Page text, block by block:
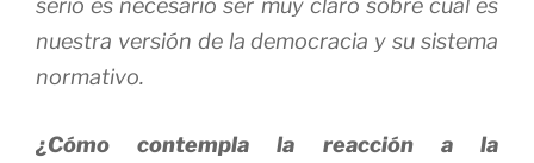
nuestra versión de la democracia y su sistema
normativo.
¿Cómo contempla la reacción a la